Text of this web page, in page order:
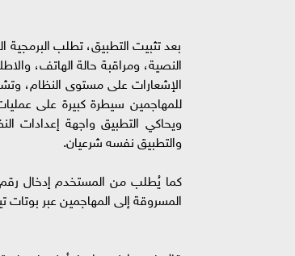
بعد تثبيت التطبيق، تطلب
النصية، ومراقبة حالة الهاتف،
الإشعارات على مستوى النظام،
للمهاجمين سيطرة كبيرة على
ويحاكي التطبيق واجهة إعدادات
والتطبيق نفسه شرعيان.
كما يُطلب من المستخدم إدخال رقم
المسروقة إلى المهاجمين عبر بوتات